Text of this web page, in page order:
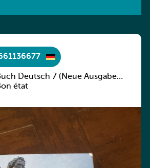
Deutsch 7 (Neue Ausgabe
état